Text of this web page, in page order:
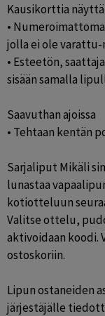
Kausikorttia
•
jolla ei ole varattu-
• Esteetön,
sisään samalla
Saavuthan ajoissa
• Tehtaan kentän
Sarjaliput Mikäli
lunastaa
kotiotteluun
Valitse ottelu,
aktivoidaan koodi.
ostoskoriin.
Lipun ostaneiden
järjestäjälle